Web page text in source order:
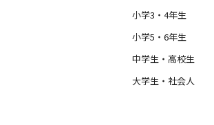
小学3・4年生
小学5・6年生
中学生・高校生
大学生・社会人